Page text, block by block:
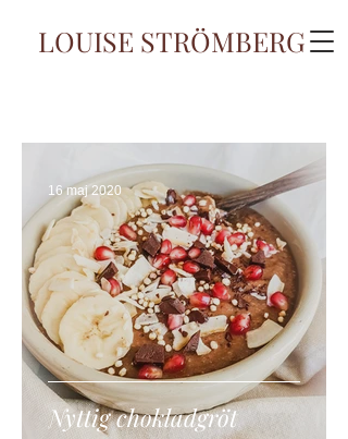
LOUISE STRÖMBERG
Nyttig chokladgröt
16 maj 2020